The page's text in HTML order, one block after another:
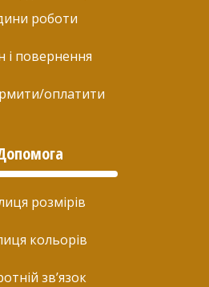
роботи
і повернення
оплатити
розмірів
кольорів
зв’язок